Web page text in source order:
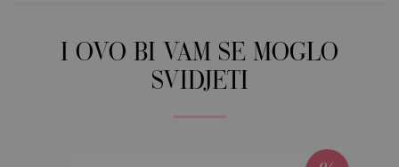
I OVO BI VAM SE MOGLO
SVIDJETI